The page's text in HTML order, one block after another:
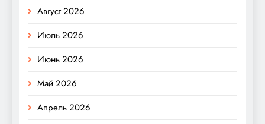
Август 2026
Июль 2026
Июнь 2026
Май 2026
Апрель 2026